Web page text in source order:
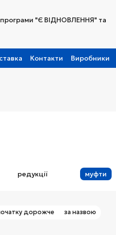
програми "Є ВІДНОВЛЕННЯ" та
Контакти Виробники
редукції муфти
дорожче за назвою